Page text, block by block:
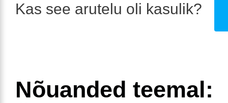
Kas see arutelu oli kasulik?
Nõuanded teemal: